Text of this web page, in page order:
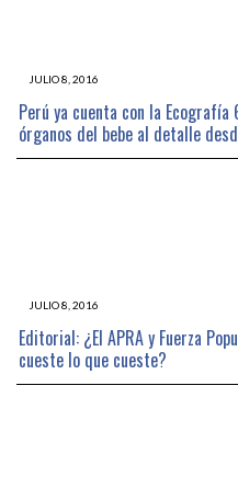
JULIO 8, 2016
Perú ya cuenta con la
órganos del bebe al detalle
JULIO 8, 2016
Editorial: ¿El APRA y Fuerza
cueste lo que cueste?